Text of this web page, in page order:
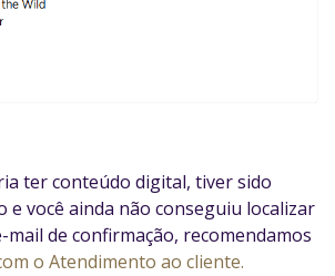
ter conteúdo digital, tiver sido
você ainda não conseguiu localizar
mail de confirmação, recomendamos
o Atendimento ao cliente.